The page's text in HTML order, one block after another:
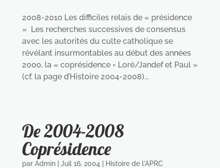
2008-2010 Les difficiles relais de « présidence
» Les recherches successives de consensus
avec les autorités du culte catholique se
révélant insurmontables au début des années
2000, la « coprésidence = Loré/Jandef et Paul »
(cf. la page d’Histoire 2004-2008)...
De 2004-2008
Coprésidence
par Admin| Juil 16, 2004 Histoire de l'APRC